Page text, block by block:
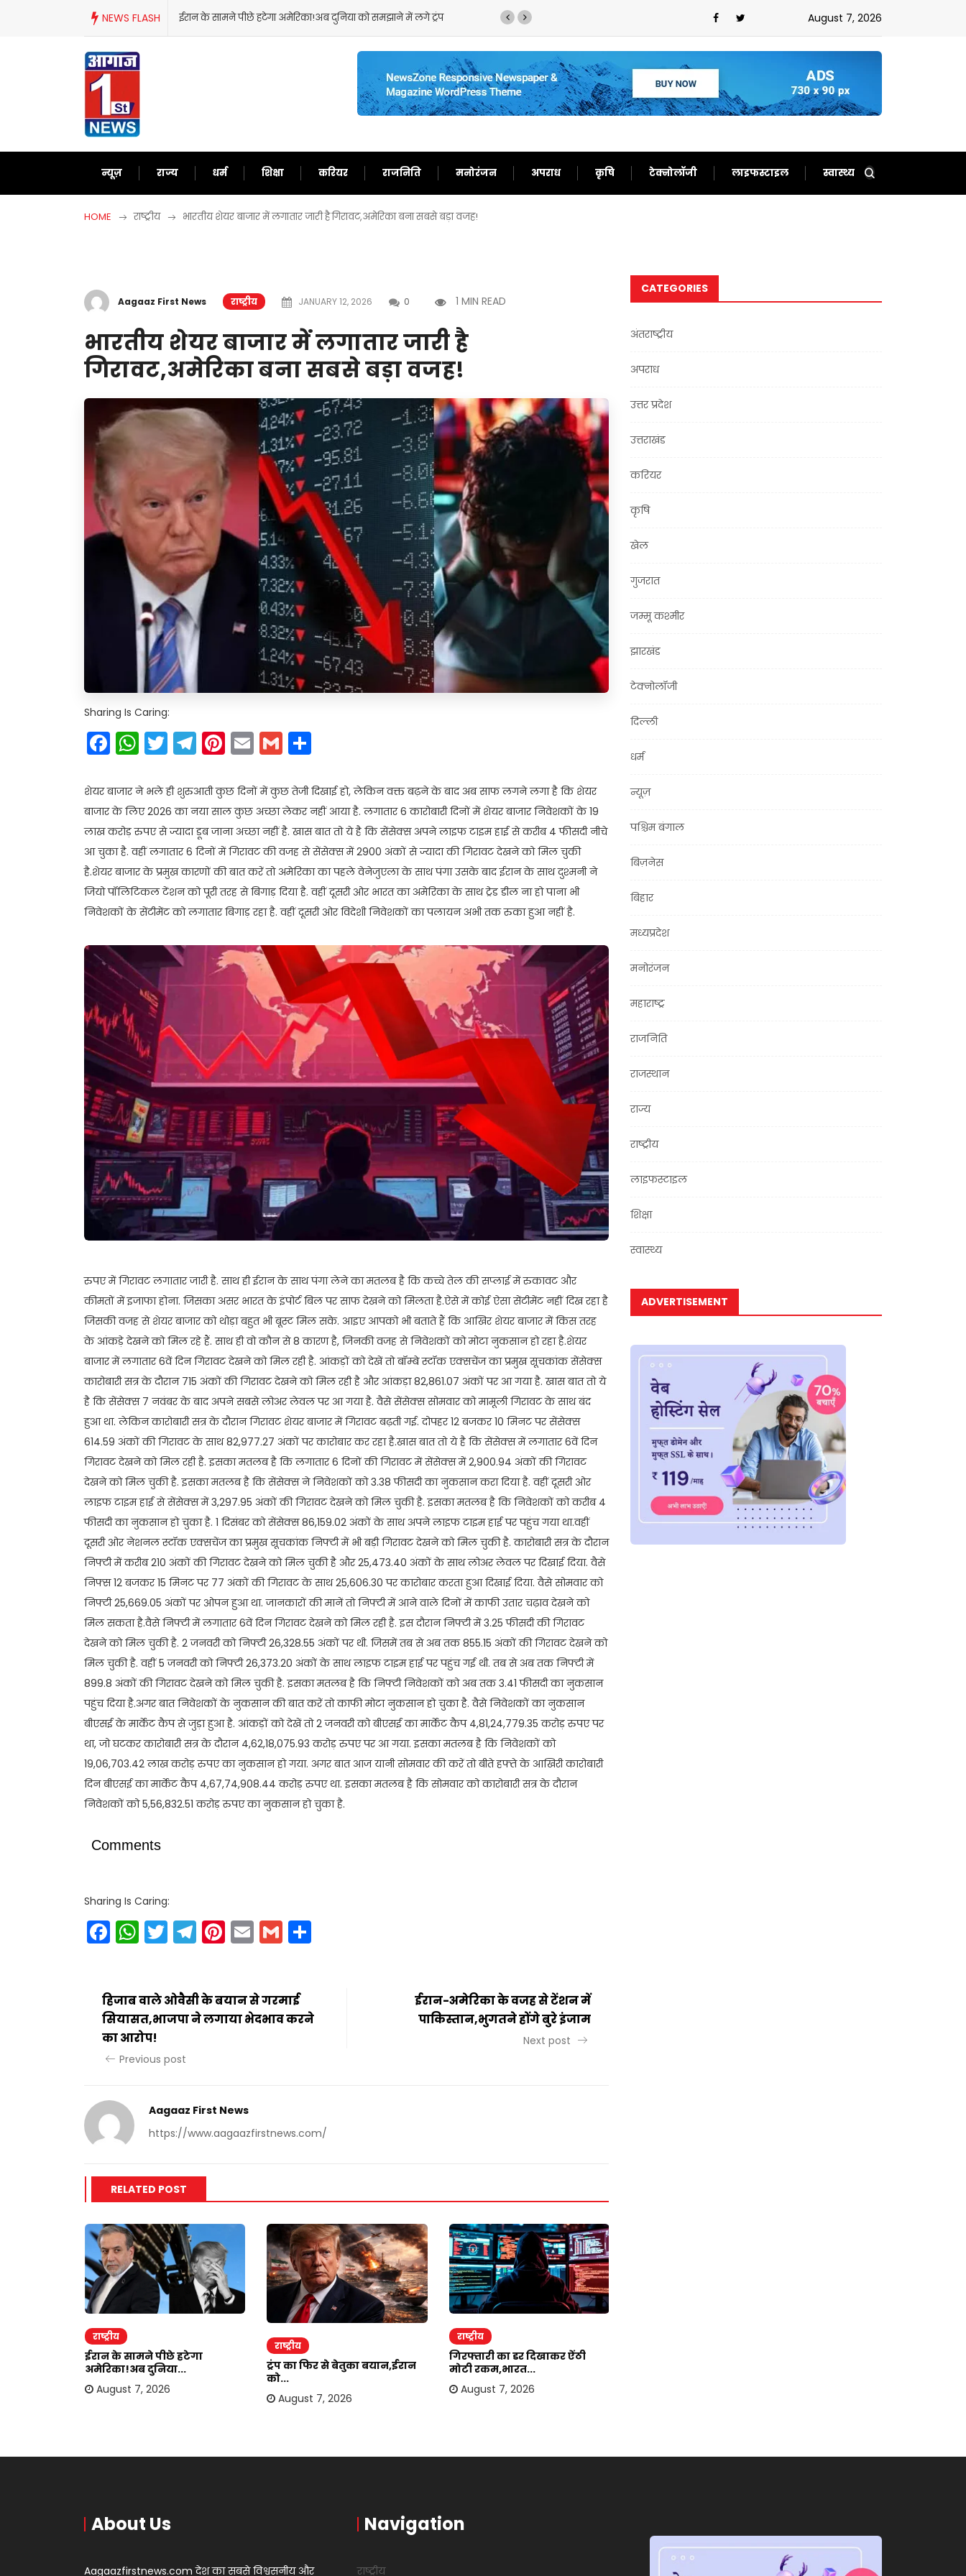
NEWS FLASH
दुनिया को समझाने में लगे ट्रंप ट्रंप का फिर से बेतुका बयान,ईरान को बता दिया बेचारा August 7, 2026
न्यूज़ राज्य धर्म शिक्षा करियर राजनिति मनोरंजन अपराध कृषि टेक्नोलॉजी लाइफस्टाइल स्वास्थ्य
HOME राष्ट्रीय भारतीय शेयर बाजार में लगातार जारी है गिरावट,अमेरिका बना सबसे बड़ा वजह!
Aagaaz First News राष्ट्रीय JANUARY 12, 2026 0 1 MIN READ
भारतीय शेयर बाजार में लगातार जारी है
गिरावट,अमेरिका बना सबसे बड़ा वजह!
Sharing Is Caring:
Facebook
WhatsApp
Twitter
Telegram
Pinterest
EmailGmail
शेयर बाजार ने भले ही शुरुआती कुछ दिनों में कुछ ​तेजी दिखाई हो, लेकिन वक्त बढ़ने के बाद अब साफ लगने लगा है कि शेयर
बाजार के लिए 2026 का नया साल कुछ अच्छा लेकर नहीं आया है. लगातार 6 कारोबारी दिनों में शेयर बाजार निवेशकों के 19
लाख करोड़ रुपए से ज्यादा डूब जाना अच्छा नहीं है. खास बात तो ये है कि सेंसेक्स अपने लाइफ टाइम हाई से करीब 4 फीसदी नीचे
आ चुका है. वहीं लगातार 6 दिनों में गिरावट की वजह से सेंसेक्स में 2900 अंकों से ज्यादा की गिरावट देखने को मिल चुकी
है.शेयर बाजार के प्रमुख कारणों की बात करें तो अमेरिका का पहले वेनेजुएला के साथ पंगा उसके बाद ईरान के साथ दुश्मनी ने
जियो पॉलिटिकल टेंशन को पूरी तरह से बिगाड़ दिया है. वहीं दूसरी ओर भारत का अमेरिका के साथ ट्रेड डील ना हो पाना भी
निवेशकों के सेंटीमेंट को लगातार बिगाड़ रहा है. वहीं दूसरी ओर विदेशी निवेशकों का पलायन अभी तक रुका हुआ नहीं है.
रुपए में गिरावट लगातार जारी है. साथ ही ईरान के साथ पंगा लेने का मतलब है कि कच्चे तेल की सप्लाई में रुकावट और
कीमतों में इजाफा होना. जिसका असर भारत के इंपोर्ट बिल पर साफ देखने को मिलता है.ऐसे में कोई ऐसा सेंटीमेंट नहीं दिख रहा है
जिसकी वजह से शेयर बाजार को थोड़ा बहुत भी बूस्ट मिल सके. आइए आपको भी बताते हैं कि आखिर शेयर बाजार में किस तरह
के आंकड़े देखने को मिल रहे हैं. साथ ही वो कौन से 8 कारण है, जिनकी वजह से निवेशकों को मोटा नुकसान हो रहा है.शेयर
बाजार में लगातार 6वें दिन गिरावट देखने को मिल रही है. आंकड़ों को देखें तो बॉम्बे स्टॉक एक्सचेंज का प्रमुख सूचकांक सेंसेक्स
कारोबारी सत्र के दौरान 715 अंकों की गिरावट देखने को मिल रही है और आंकड़ा 82,861.07 अंकों पर आ गया है. खास बात तो ये
है कि सेंसेक्स 7 नवंबर के बाद अपने सबसे लोअर लेवल पर आ गया है. वैसे सेंसेक्स सोमवार को मामूली गिरावट के साथ बंद
हुआ था. लेकिन कारोबारी सत्र के दौरान गिरावट शेयर बाजार में गिरावट बढ़ती गई. दोपहर 12 बजकर 10 मिनट पर सेंसेक्स
614.59 अंकों की गिरावट के साथ 82,977.27 अंकों पर कारोबार कर रहा है.खास बात तो ये है कि सेंसेक्स में लगातार 6वें दिन
गिरावट देखने को मिल रही है. इसका मतलब है कि लगातार 6 दिनों की गिरावट में सेंसेक्स में 2,900.94 अंकों की गिरावट
देखने को मिल चुकी है. इसका मतलब है कि सेंसेक्स ने निवेशकों को 3.38 फीसदी का नुकसान करा दिया है. वहीं दूसरी ओर
लाइफ टाइम हाई से सेंसेक्स में 3,297.95 अंकों की गिरावट देखने को मिल चुकी है. इसका मतलब है कि निवेशकों को करीब 4
फीसदी का नुकसान हो चुका है. 1 दिसंबर को सेंसेक्स 86,159.02 अंकों के साथ अपने लाइफ टाइम हाई पर पहुंच गया था.वहीं
दूसरी ओर नेशनल स्टॉक एक्सचेंज का प्रमुख सूचकांक निफ्टी में भी बड़ी गिरावट देखने को मिल चुकी है. कारोबारी सत्र के दौरान
निफ्टी में करीब 210 अंकों की गिरावट देखने को मिल चुकी है और 25,473.40 अंकों के साथ लोअर लेवल पर दिखाई दिया. वैसे
निफ्स 12 बजकर 15 मिनट पर 77 अंकों की गिरावट के साथ 25,606.30 पर कारोबार करता हुआ दिखाई दिया. वैसे सोमवार को
निफ्टी 25,669.05 अंकों पर ओपन हुआ था. जानकारों की मानें तो निफ्टी में आने वाले दिनों में काफी उतार चढ़ाव देखने को
मिल सकता है.वैसे निफ्टी में लगातार 6वें दिन गिरावट देखने को मिल रही है. इस दौरान निफ्टी में 3.25 फीसदी की गिरावट
देखने को मिल चुकी है. 2 जनवरी को निफ्टी 26,328.55 अंकों पर थी. जिसमें तब से अब तक 855.15 अंकों की गिरावट देखने को
मिल चुकी है. वहीं 5 जनवरी को निफ्टी 26,373.20 अंकों के साथ लाइफ टाइम हाई पर पहुंच गई थी. तब से अब तक निफ्टी में
899.8 अंकों की गिरावट देखने को मिल चुकी है. इसका मतलब है कि निफ्टी निवेशकों को अब तक 3.41 फीसदी का नुकसान
पहुंच दिया है.अगर बात निवेशकों के नुकसान की बात करें तो काफी मोटा नुकसान हो चुका है. वैसे निवेशकों का नुकसान
बीएसई के मार्केट कैप से जुड़ा हुआ है. आंकड़ों को देखें तो 2 जनवरी को बीएसई का मार्केट कैप 4,81,24,779.35 करोड़ रुपए पर
था, जो घटकर कारोबारी सत्र के दौरान 4,62,18,075.93 करोड़ रुपए पर आ गया. इसका मतलब है कि निवेशकों को
19,06,703.42 लाख करोड़ रुपए का नुकसान हो गया. अगर बात आज यानी सोमवार की करें तो बीते हफ्ते के आखिरी कारोबारी
दिन बीएसई का मार्केट कैप 4,67,74,908.44 करोड़ रुपए था. इसका मतलब है कि सोमवार को कारोबारी सत्र के दौरान
निवेशकों को 5,56,832.51 करोड़ रुपए का नुकसान हो चुका है.
Comments
Sharing Is Caring:
Facebook
WhatsApp
Twitter
Telegram
Pinterest
EmailGmail
हिजाब वाले ओवैसी के बयान से गरमाई
सियासत,भाजपा ने लगाया भेदभाव करने
का आरोप!
Previous post
ईरान-अमेरिका के वजह से टेंशन में
पाकिस्तान,भुगतने होंगे बुरे इंजाम
Next post
Aagaaz First News
https://www.aagaazfirstnews.com/
RELATED POST
राष्ट्रीय
ईरान के सामने पीछे हटेगा
अमेरिका!अब दुनिया...
August 7, 2026
राष्ट्रीय
ट्रंप का फिर से बेतुका बयान,ईरान
को...
August 7, 2026
राष्ट्रीय
गिरफ्तारी का डर दिखाकर ऐंठी
मोटी रकम,भारत...
August 7, 2026
CATEGORIES
अंतराष्ट्रीय
अपराध
उत्तर प्रदेश
उत्तराखंड
करियर
कृषि
खेल
गुजरात
जम्मू कश्मीर
झारखंड
टेक्नोलॉजी
दिल्ली
धर्म
न्यूज़
पश्चिम बंगाल
बिज़नेस
बिहार
मध्यप्रदेश
मनोरंजन
महाराष्ट्र
राजनिति
राजस्थान
राज्य
राष्ट्रीय
लाइफस्टाइल
शिक्षा
स्वास्थ्य
ADVERTISEMENT
About Us
Aagaazfirstnews.com देश का सबसे विश्वसनीय और
Navigation
राष्ट्रीय